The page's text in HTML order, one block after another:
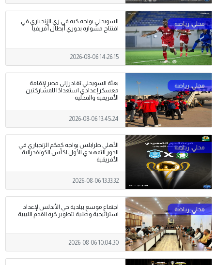
السويحلي يواجه كيه في زي الزنجباري في
افتتاح مشواره بدوري أبطال أفريقيا
2026-08-06 14:26:15
بعثة السويحلي تغادر إلى مصر لإقامة
معسكر إعدادي استعدادًا للمشاركتين
الأفريقية والمحلية
2026-08-06 13:45:24
الأهلي طرابلس يواجه كمكم الزنجباري في
الدور التمهيدي الأول لكأس الكونفدرالية
الأفريقية
2026-08-06 13:33:32
اجتماع موسع ببلدية حي الأندلس لإعداد
استراتيجية وطنية لتطوير كرة القدم الليبية
2026-08-06 10:04:30